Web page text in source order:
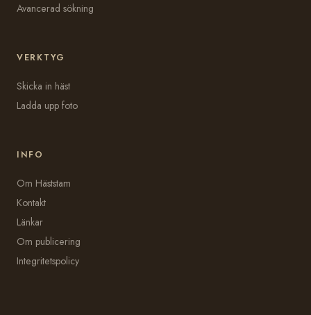
Avancerad sökning
VERKTYG
Skicka in häst
Ladda upp foto
INFO
Om Häststam
Kontakt
Länkar
Om publicering
Integritetspolicy